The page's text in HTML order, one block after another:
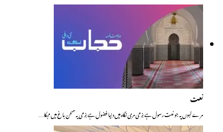
نعت
مرے لبوں پہ جو نعت رسول ہے بزمی مری نگاہ میں دنیا فضول ہے بزمی یہ صحن باغ میں مہکا…